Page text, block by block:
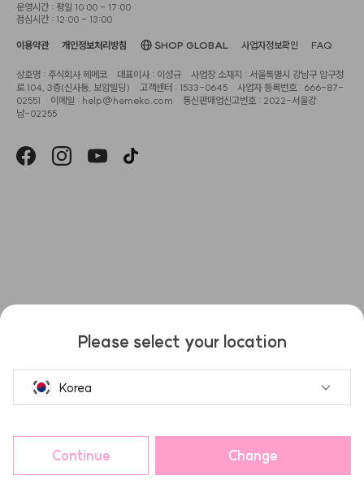
운영시간 : 평일 10:00 - 17:00
점심시간 : 12:00 - 13:00
이용약관 개인정보처리방침 SHOP GLOBAL 사업자정보확인 FAQ
상호명 : 주식회사 헤메코 대표이사 : 이성규
사업장 소재지 : 서울특별시 강남구 압구정
로 104, 3층(신사동, 보암빌딩)
고객센터 : 1533-0645
사업자 등록번호 : 666-87-
02551
이메일 : help@hemeko.com
통신판매업신고번호 : 2022-서울강
남-02255
Please select your location
Korea
Continue Change